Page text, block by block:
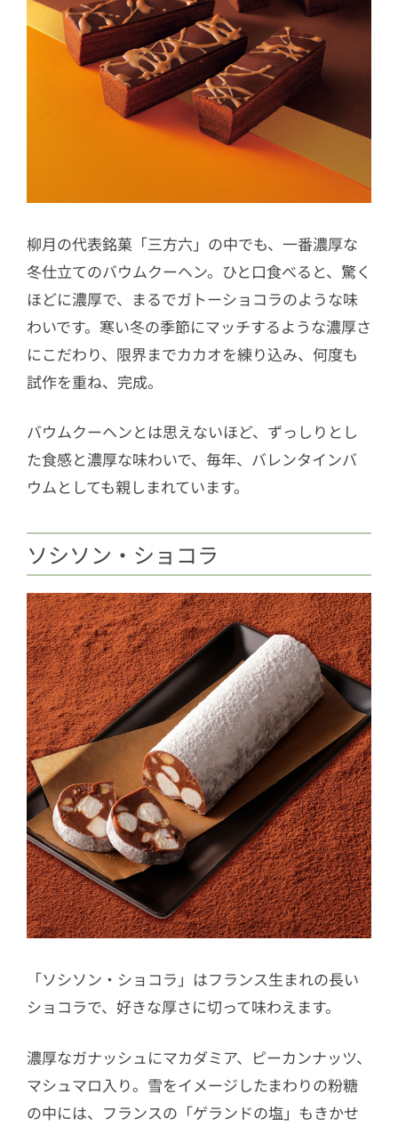
柳月の代表銘菓「三方六」の中でも、一番濃厚な
冬仕立てのバウムクーヘン。ひと口食べると、驚く
ほどに濃厚で、まるでガトーショコラのような味
わいです。寒い冬の季節にマッチするような濃厚さ
にこだわり、限界までカカオを練り込み、何度も
試作を重ね、完成。
バウムクーヘンとは思えないほど、ずっしりとし
た食感と濃厚な味わいで、毎年、バレンタインバ
ウムとしても親しまれています。
ソシソン・ショコラ
「ソシソン・ショコラ」はフランス生まれの長い
ショコラで、好きな厚さに切って味わえます。
濃厚なガナッシュにマカダミア、ピーカンナッツ、
マシュマロ入り。雪をイメージしたまわりの粉糖
の中には、フランスの「ゲランドの塩」もきかせ